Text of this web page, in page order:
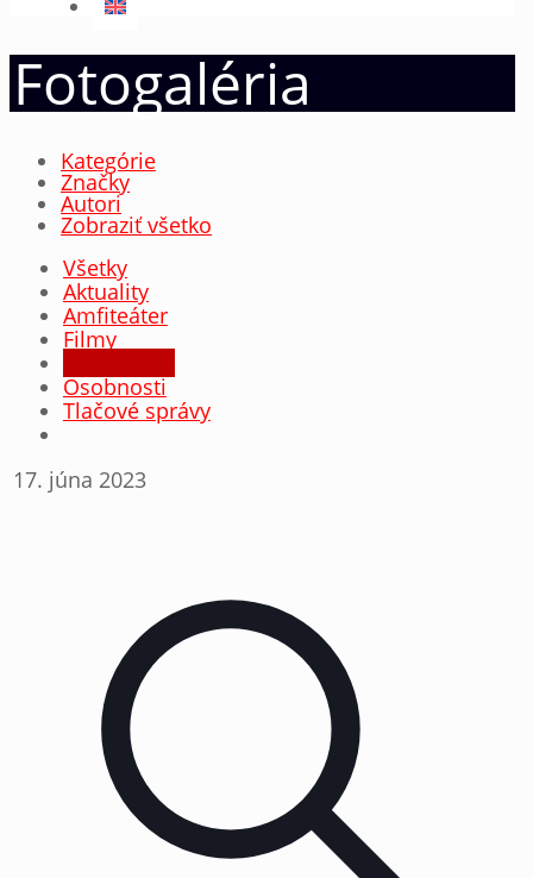
Fotogaléria
Kategórie
Značky
Autori
Zobraziť všetko
Všetky
Aktuality
Amfiteáter
Filmy
Osobnosti
Tlačové správy
17. júna 2023